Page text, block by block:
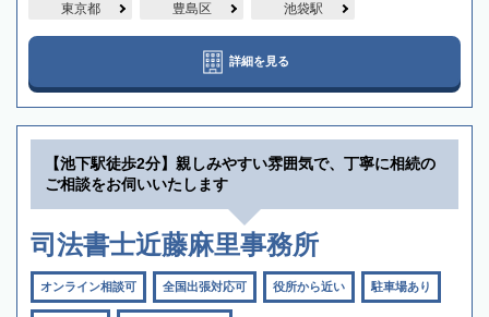
東京都 豊島区 池袋駅
詳細を見る
【池下駅徒歩2分】親しみやすい雰囲気で、丁寧に相続の
ご相談をお伺いいたします
司法書士近藤麻里事務所
オンライン相談可 全国出張対応可 役所から近い 駐車場あり